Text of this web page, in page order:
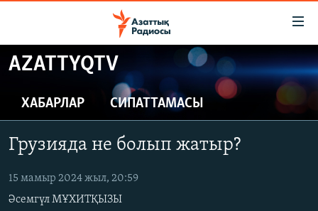
Skip
to
content
to
Navigation
Skip
ЖАҢАЛЫҚТАР
САЯСАТ
ҚАҢТАР ОҚИҒАСЫ
АДАМ ҚҰҚЫҚТАРЫ
ӘЛЕУМЕТ
AZATTYQTV
ХАБАРЛАР СИПАТТАМАСЫ
Грузияда не болып жатыр?
15 мамыр 2024 жыл, 20:59
Әсемгүл МҰХИТҚЫЗЫ